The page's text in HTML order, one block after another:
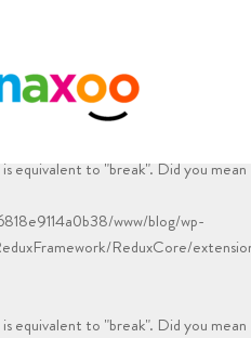
www/blog/wp-
on line
equivalent to "break". Did you mean
www/blog/wp-
ReduxCore/
equivalent to "break". Did you mean